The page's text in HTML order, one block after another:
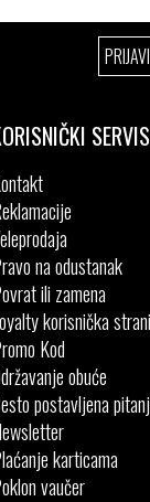
40
SERVIS
na odustanak
ili zamena
korisnička
Kod
obuće
postavljena
karticama
vaučer